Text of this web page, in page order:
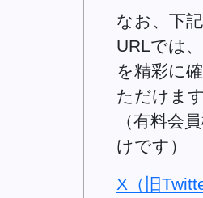
なお、下
URLでは
を精彩に
ただけます
（有料会
けです）
X（旧